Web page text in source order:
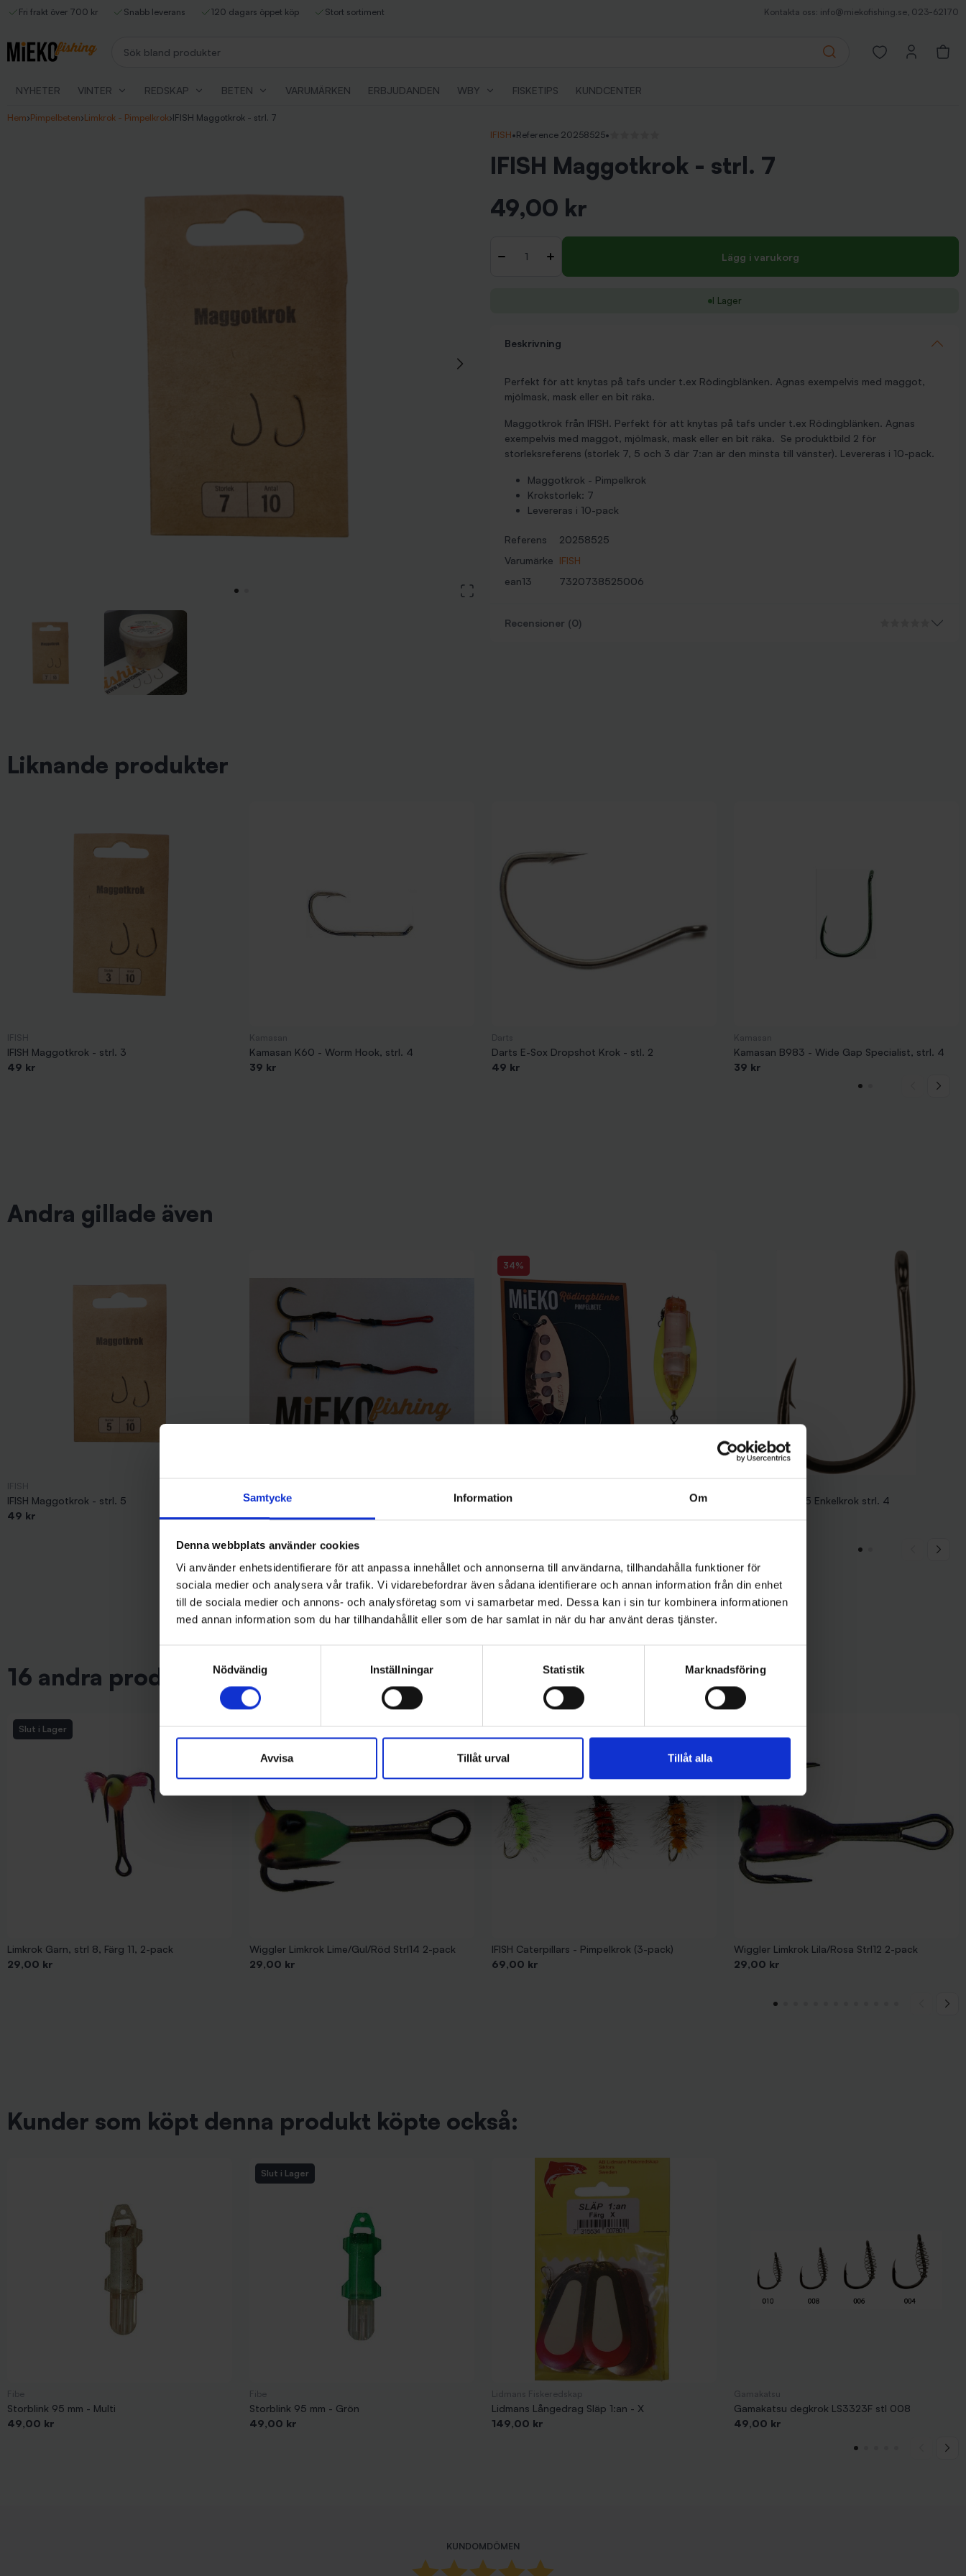
Samtycke Information Om
Denna webbplats använder cookies
Vi använder enhetsidentifierare för att anpassa innehållet och annonserna till användarna, tillhandahålla funktioner för
sociala medier och analysera vår trafik. Vi vidarebefordrar även sådana identifierare och annan information från din enhet
till de sociala medier och annons- och analysföretag som vi samarbetar med. Dessa kan i sin tur kombinera informationen
med annan information som du har tillhandahållit eller som de har samlat in när du har använt deras tjänster.
Nödvändig
Inställningar Statistik Marknadsföring
Avvisa Tillåt urval Tillåt alla
Fri frakt över 700 kr Snabb leverans 120 dagars öppet köp Stort sortiment Kontakta oss: info@miekofishing.se, 023-62170
Search
Open favorites
NYHETER VINTER REDSKAP BETEN VARUMÄRKEN ERBJUDANDEN WBY FISKETIPS KUNDCENTER
Hem›Pimpelbeten›Limkrok - Pimpelkrok›IFISH Maggotkrok - strl. 7
View large image
IFISH•Reference 20258525•
IFISH Maggotkrok - strl. 7
49,00 kr
- + Lägg i varukorg
I Lager
Beskrivning
Perfekt för att knytas på tafs under t.ex Rödingblänken. Agnas exempelvis med maggot,
mjölmask, mask eller en bit räka.
Maggotkrok från IFISH. Perfekt för att knytas på tafs under t.ex Rödingblänken. Agnas
exempelvis med maggot, mjölmask, mask eller en bit räka. Se produktbild 2 för
storleksreferens (storlek 7, 5 och 3 där 7:an är den minsta till vänster). Levereras i 10-pack.
Maggotkrok - Pimpelkrok
Krokstorlek: 7
Levereras i 10-pack
Referens
20258525
Varumärke IFISH
ean13
7320738525006
Recensioner (0)
Liknande produkter
IFISH Maggotkrok - strl. 3
49 kr
Kamasan K60 - Worm Hook, strl. 4
39 kr
Darts E-Sox Dropshot Krok - stl. 2
49 kr
Kamasan B983 - Wide Gap Specialist, strl. 4
39 kr
Andra gillade även
IFISH Maggotkrok - strl. 5
49 kr
Mieko Stinger Havsfiske 15 cm med spikes (2-
pack)
34%
Mieko Rödingblänke - Hot Yellow (Fluo) med
Owner Carp C-5 Enkelkrok strl. 4
16 andra produkter i samma kategori:
Slut i Lager
Limkrok Garn, strl 8, Färg 11, 2-pack
Pris
29,00 kr
Wiggler Limkrok Lime/Gul/Röd Strl14 2-pack
Pris
29,00 kr
IFISH Caterpillars - Pimpelkrok (3-pack)
Pris
69,00 kr
Wiggler Limkrok Lila/Rosa Strl12 2-pack
Pris
29,00 kr
Kunder som köpt denna produkt köpte också:
Storblink 95 mm - Multi
Pris
49,00 kr
Slut i Lager
Storblink 95 mm - Grön
Pris
49,00 kr
Lidmans Långedrag Släp 1:an - X
Pris
149,00 kr
Gamakatsu degkrok LS3323F stl 008
Pris
49,00 kr
KUNDOMDÖMEN